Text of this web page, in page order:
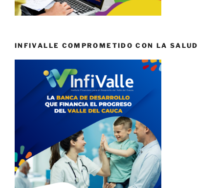
INFIVALLE COMPROMETIDO CON LA SALUD